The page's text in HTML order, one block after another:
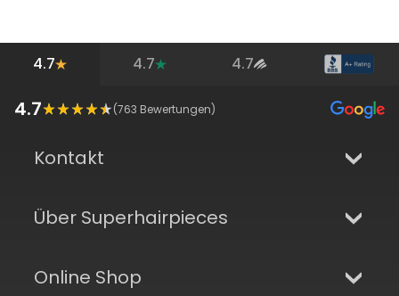
4.7 4.7 4.7
4.7 (763 Bewertungen)
Kontakt
Über Superhairpieces
Online Shop